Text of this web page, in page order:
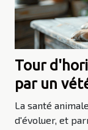
Tour
par un
Sarrians
de
La santé
d'évoluer, et